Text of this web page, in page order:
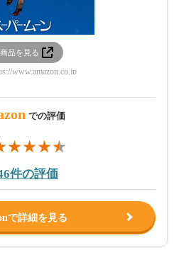
品を見る
www.amazon.co.jp
での評価
件の評価
で詳細を見る